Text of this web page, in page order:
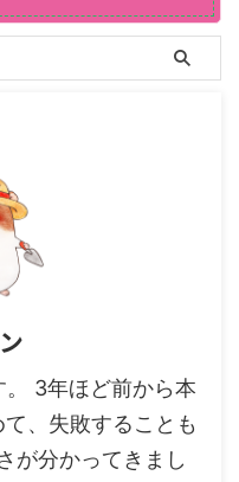
3年ほど前から本
、失敗することも
が分かってきまし